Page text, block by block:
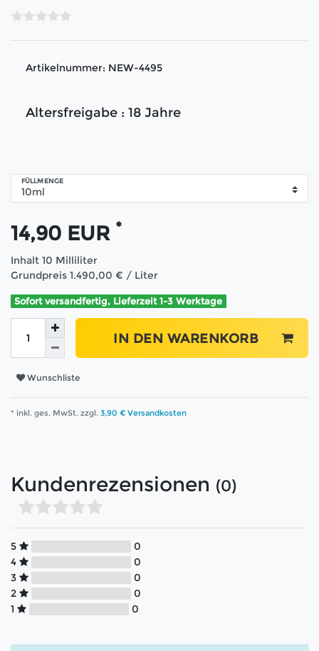
Artikelnummer: NEW-4495
Altersfreigabe : 18 Jahre
FÜLLMENGE
14,90 EUR *
Inhalt 10 Milliliter
Grundpreis 1.490,00 € / Liter
Sofort versandfertig, Lieferzeit 1-3 Werktage
IN DEN WARENKORB
Wunschliste
* inkl. ges. MwSt. zzgl. 3,90 € Versandkosten
Kundenrezensionen (0)
5
0
4
0
3
0
2
0
1
0